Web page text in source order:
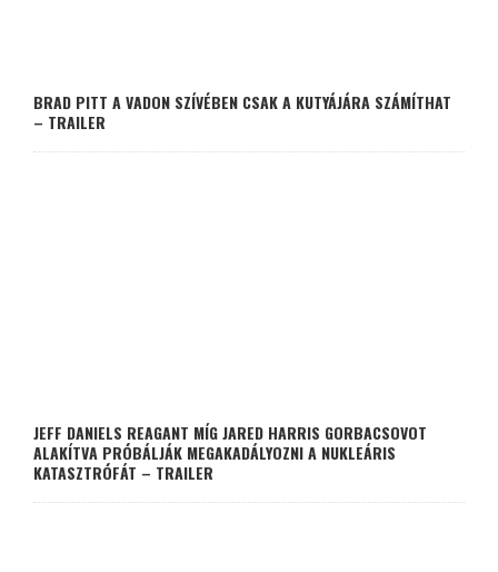
BRAD PITT A VADON SZÍVÉBEN CSAK A KUTYÁJÁRA SZÁMÍTHAT
– TRAILER
JEFF DANIELS REAGANT MÍG JARED HARRIS GORBACSOVOT
ALAKÍTVA PRÓBÁLJÁK MEGAKADÁLYOZNI A NUKLEÁRIS
KATASZTRÓFÁT – TRAILER